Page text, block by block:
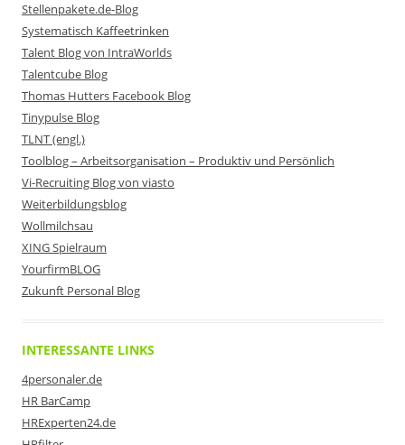
Stellenpakete.de-Blog
Systematisch Kaffeetrinken
Talent Blog von IntraWorlds
Talentcube Blog
Thomas Hutters Facebook Blog
Tinypulse Blog
TLNT (engl.)
Toolblog – Arbeitsorganisation – Produktiv und Persönlich
Vi-Recruiting Blog von viasto
Weiterbildungsblog
Wollmilchsau
XING Spielraum
YourfirmBLOG
Zukunft Personal Blog
INTERESSANTE LINKS
4personaler.de
HR BarCamp
HRExperten24.de